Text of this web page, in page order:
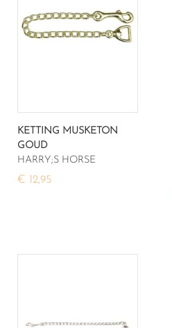
KETTING MUSKETON
GOUD
HARRY;S HORSE
€ 12,95